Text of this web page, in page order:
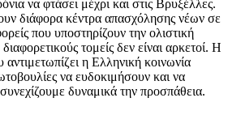
να φτάσει μέχρι και στις Βρυξέλλες.
διάφορα κέντρα απασχόλησης νέων σε
που υποστηρίζουν την ολιστική
τομείς δεν είναι αρκετοί. Η
η Ελληνική κοινωνία
να ευδοκιμήσουν και να
δυναμικά την προσπάθεια.